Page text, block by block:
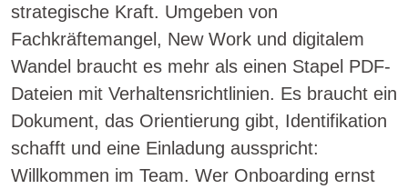
strategische Kraft. Umgeben von
Fachkräftemangel, New Work und digitalem
Wandel braucht es mehr als einen Stapel PDF-
Dateien mit Verhaltensrichtlinien. Es braucht ein
Dokument, das Orientierung gibt, Identifikation
schafft und eine Einladung ausspricht:
Willkommen im Team. Wer Onboarding ernst